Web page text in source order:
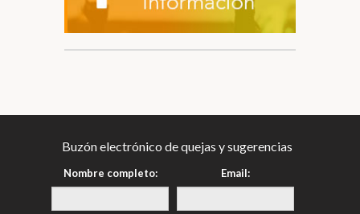
Buzón electrónico de quejas y sugerencias
Nombre completo: Email: